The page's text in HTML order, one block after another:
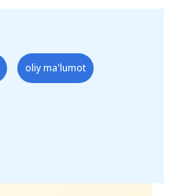
oliy ma'lumot